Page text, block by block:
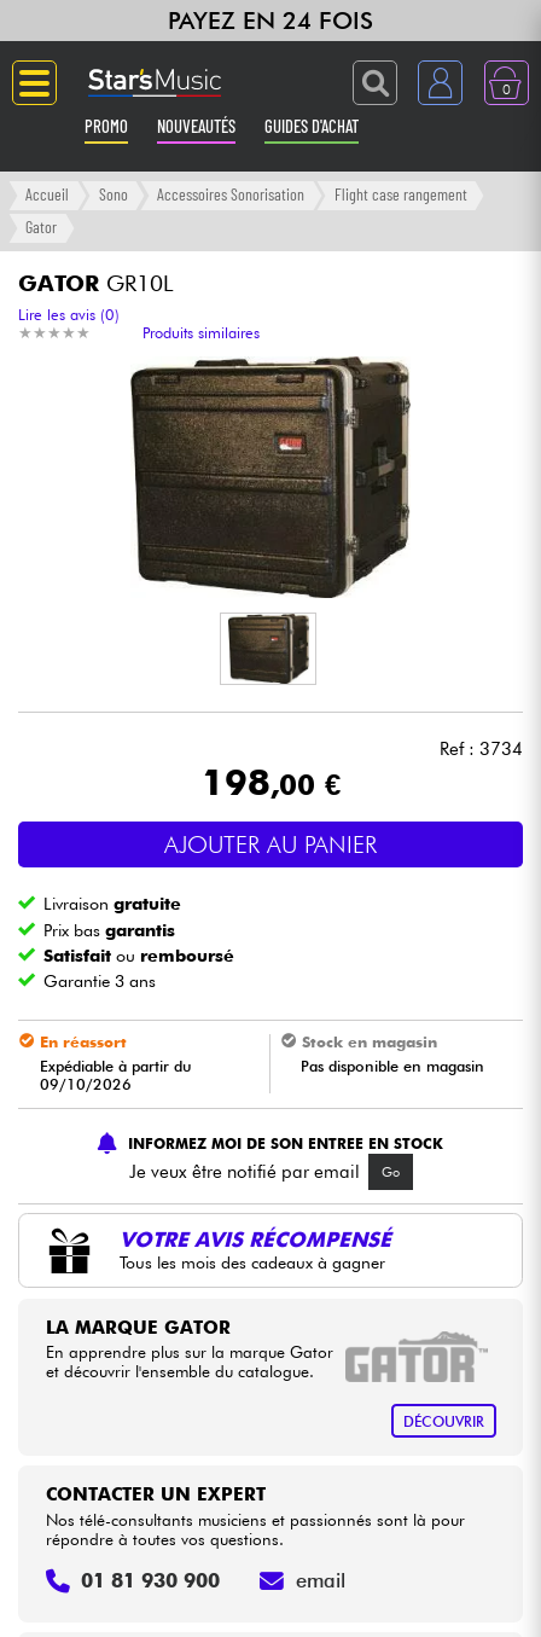
PAYEZ EN 24 FOIS
0
PROMO NOUVEAUTÉS GUIDES D'ACHAT
Langue
Amplis & Effets
Claviers & Pianos
Synthés & Sampleurs
Home Studio
Casques
Eclairage
Vents
Eveil Musical
Câbles & Access.
HiFi
Packs
Voir nos marques
Accueil Sono Accessoires Sonorisation
Flight case rangement
Gator
GATOR GR10L
★ ★ ★ ★ ★
★ ★ ★ ★ ★
Lire les avis (0)
Produits similaires
Ref : 3734
198,00 €
AJOUTER AU PANIER
Livraisongratuite
Prix basgarantis
Satisfait ou remboursé
Garantie 3 ans
En réassort
Expédiable à partir du
09/10/2026
Stock en magasin
Pas disponible en magasin
INFORMEZ MOI DE SON ENTREE EN STOCK
Je veux être notifié par email Go
VOTRE AVIS RÉCOMPENSÉ
Tous les mois des cadeaux à gagner
LA MARQUE GATOR
En apprendre plus sur la marque Gator
et découvrir l'ensemble du catalogue.
DÉCOUVRIR
CONTACTER UN EXPERT
Nos télé-consultants musiciens et passionnés sont là pour
répondre à toutes vos questions.
01 81 930 900 email